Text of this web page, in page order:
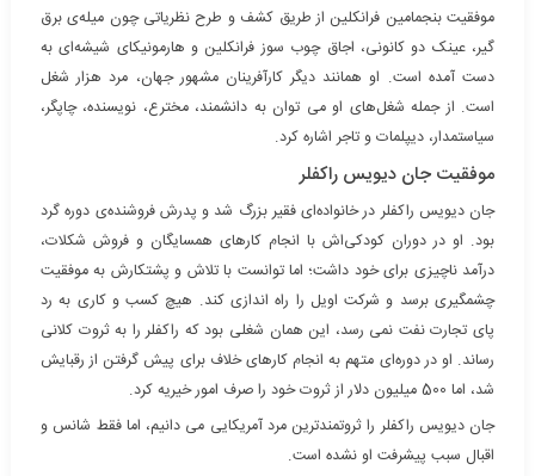
موفقیت بنجمامین فرانکلین از طریق کشف و طرح نظریاتی چون میله‌ی برق
گیر، عینک دو کانونی، اجاق چوب سوز فرانکلین و هارمونیکای شیشه‌ای به
دست آمده است. او همانند دیگر کارآفرینان مشهور جهان، مرد هزار شغل
است. از جمله شغل‌های او می توان به دانشمند، مخترع، نویسنده، چاپگر،
سیاستمدار، دیپلمات و تاجر اشاره کرد.
موفقیت جان دیویس راکفلر
جان دیویس راکفلر در خانواده‌ای فقیر بزرگ شد و پدرش فروشنده‌ی دوره گرد
بود. او در دوران کودکی‌اش با انجام کارهای همسایگان و فروش شکلات،
درآمد ناچیزی برای خود داشت؛ اما توانست با تلاش و پشتکارش به موفقیت
چشمگیری برسد و شرکت اویل را راه اندازی کند. هیچ کسب و کاری به رد
پای تجارت نفت نمی رسد، این همان شغلی بود که راکفلر را به ثروت کلانی
رساند. او در دوره‌ای متهم به انجام کارهای خلاف برای پیش گرفتن از رقبایش
شد، اما 500 میلیون دلار از ثروت خود را صرف امور خیریه کرد.
جان دیویس راکفلر را ثروتمندترین مرد آمریکایی می دانیم، اما فقط شانس و
اقبال سبب پیشرفت او نشده است.